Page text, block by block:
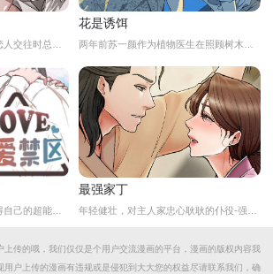
花是诱饵
如果有超能力，李恩谦觉得自己的超能力一定是垃圾回收站。为什么从小到他，他交往的人全是渣男呢？？他除了颜控，对于对象真的不挑的啊！！直到他严厉的上司，他的外貌理想型，对他表现出似有若无的好感……他一定喜欢自己吧？这次有希望摆脱渣男了！少年人，太天真啦，非酋是一辈子的事哟。
最强家丁
年轻健壮，对主人家忠心耿耿的仆役-强石，某夜意外目睹大监夫人自我安慰的画面。明知眼前是个火坑，他仍然义无返顾地跳了下去！「夫人，小的乐意填补你空虚寂寞的心灵…」
上传的哦，我们仅仅是个用户交流漫画的平台，漫画的版权内容我
用户上传的漫画有违规或是侵犯到大大您的权益尽请联系我们，确